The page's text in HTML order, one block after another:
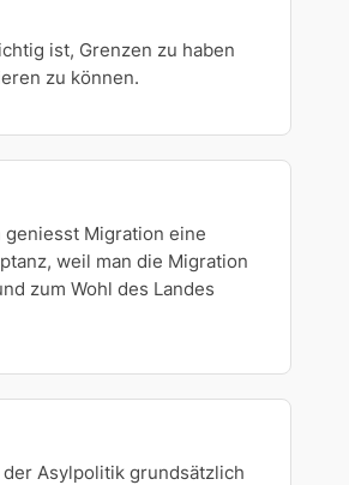
ist, Grenzen zu haben
zu können.
geniesst Migration eine
weil man die Migration
zum Wohl des Landes
der Asylpolitik grundsätzlich